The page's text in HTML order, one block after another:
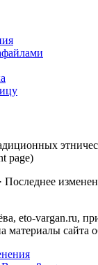
Последнее
eto-vargan.ru,
материалы сайта